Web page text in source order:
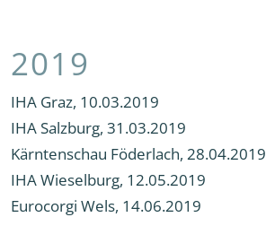
2019
IHA Graz, 10.03.2019
IHA Salzburg, 31.03.2019
Kärntenschau Föderlach, 28.04.2019
IHA Wieselburg, 12.05.2019
Eurocorgi Wels, 14.06.2019